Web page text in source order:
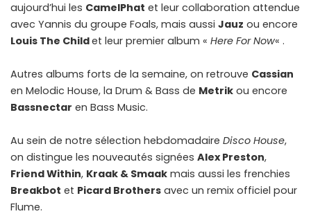
aujourd’hui les CamelPhat et leur collaboration attendue
avec Yannis du groupe Foals, mais aussi Jauz ou encore
Louis The Childet leur premier album « Here For Now« .
Autres albums forts de la semaine, on retrouve Cassian
en Melodic House, la Drum & Bass de Metrik ou encore
Bassnectar en Bass Music.
Au sein de notre sélection hebdomadaire Disco House,
on distingue les nouveautés signées Alex Preston,
Friend Within, Kraak & Smaak mais aussi les frenchies
Breakbot et Picard Brothers avec un remix officiel pour
Flume.